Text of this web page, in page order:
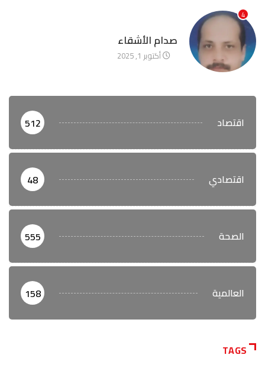
4
صدام الأشقاء
أكتوبر 1, 2025
اقتصاد 512
اقتصادي 48
الصحة 555
العالمية 158
TAGS